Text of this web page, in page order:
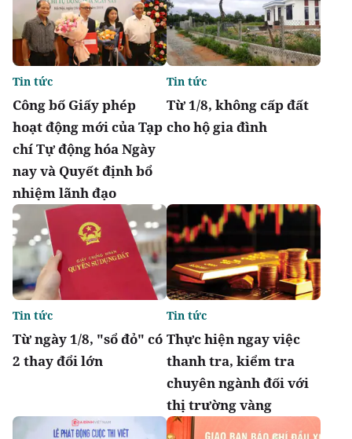
Công bố Giấy phép
hoạt động mới của Tạp
chí Tự động hóa Ngày
nay và Quyết định bổ
nhiệm lãnh đạo
Tin tức
Từ 1/8, không cấp đất
cho hộ gia đình
Tin tức
Từ ngày 1/8, "sổ đỏ" có
2 thay đổi lớn
Tin tức
Thực hiện ngay việc
thanh tra, kiểm tra
chuyên ngành đối với
thị trường vàng
Tin tức